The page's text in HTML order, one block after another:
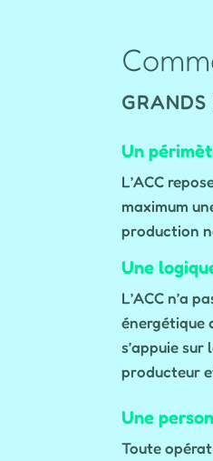
GRANDS
Un
L’ACC
maximum
production
Une
L’ACC n’a
énergétique
s’appuie
producteur
Une
Toute